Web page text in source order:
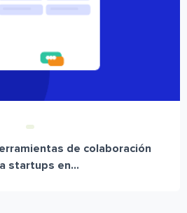
de colaboración
startups en...